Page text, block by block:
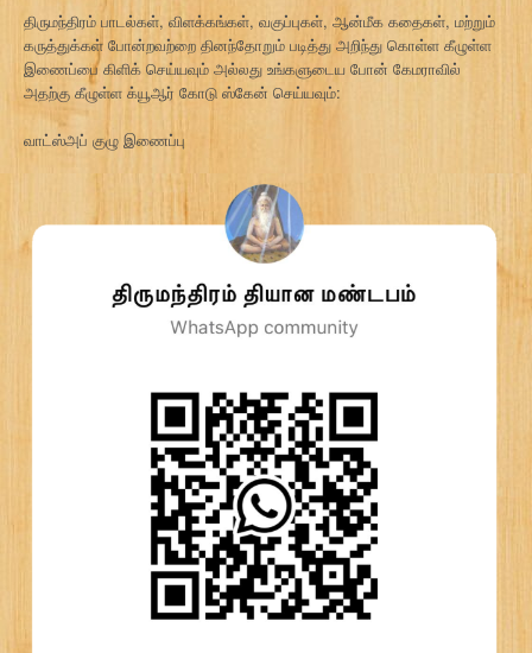
திருமந்திரம் பாடல்கள், விளக்கங்கள், வகுப்புகள், ஆன்மீக கதைகள், மற்றும்
கருத்துக்கள் போன்றவற்றை தினந்தோறும் படித்து அறிந்து கொள்ள கீழுள்ள
இணைப்பை கிளிக் செய்யவும் அல்லது உங்களுடைய போன் கேமராவில்
அதற்கு கீழுள்ள க்யூஆர் கோடு ஸ்கேன் செய்யவும்:
வாட்ஸ்அப் குழு இணைப்பு